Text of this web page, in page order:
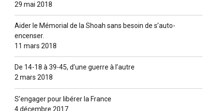
29 mai 2018
Aider le Mémorial de la Shoah sans besoin de s’auto-
encenser.
11 mars 2018
De 14-18 à 39-45, d’une guerre à l’autre
2 mars 2018
S’engager pour libérer la France
4 décembre 2017